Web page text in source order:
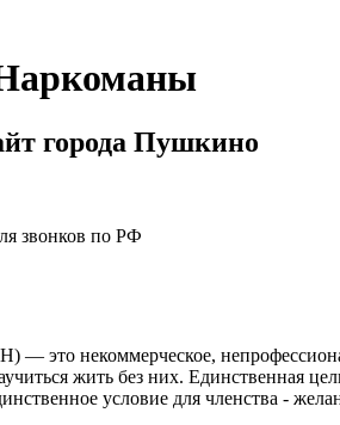
города Пушкино
звонков по РФ
это некоммерческое,
жить без них. Единственная
условие для членства -